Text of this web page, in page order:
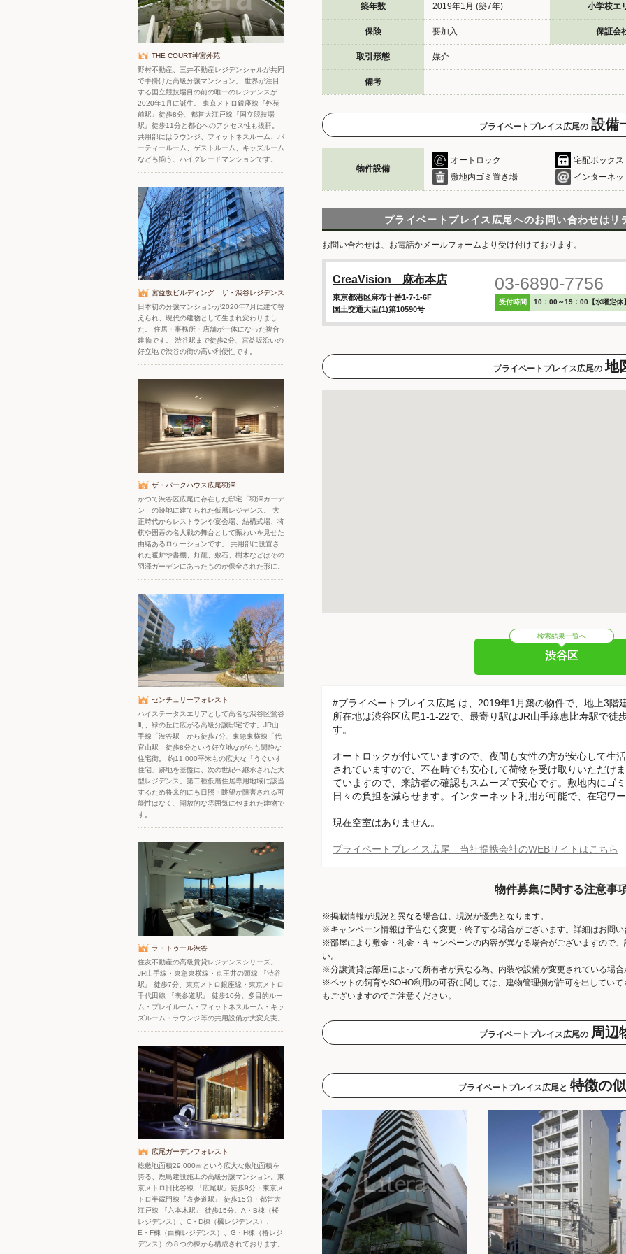
築年数 2019年1月 (築7年) 小学校エ
保険 要加入 保証会
取引形態 媒介
備考
プライベートプレイス広尾の 設備
物件設備
オートロック
宅配ボックス
敷地内ゴミ置き場
インターネッ
プライベートプレイス広尾へのお問い合わせは リ
お問い合わせは、お電話かメールフォームより受け付けております。
CreaVision 麻布本店
東京都港区麻布十番1-7-1-6F
国土交通大臣(1)第10590号
03-6890-7756
受付時間 10：00～19：00【水曜定休
プライベートプレイス広尾の 地
検索結果一覧へ
渋谷区
#プライベートプレイス広尾 は、2019年1月築の物件で、地上3階
所在地は渋谷区広尾1-1-22で、最寄り駅はJR山手線恵比寿駅で徒
す。
オートロックが付いていますので、夜間も女性の方が安心して生
されていますので、不在時でも安心して荷物を受け取りいただけ
ていますので、来訪者の確認もスムーズで安心です。敷地内にゴ
日々の負担を減らせます。インターネット利用が可能で、在宅ワ
現在空室はありません。
プライベートプレイス広尾 当社提携会社のWEBサイトはこちら
物件募集に関する注意事
※掲載情報が現況と異なる場合は、現況が優先となります。
※キャンペーン情報は予告なく変更・終了する場合がございます。詳細はお問
※部屋により敷金・礼金・キャンペーンの内容が異なる場合がございますので
い。
※分譲賃貸は部屋によって所有者が異なる為、内装や設備が変更されている場
※ペットの飼育やSOHO利用の可否に関しては、建物管理側が許可を出してい
もございますのでご注意ください。
プライベートプレイス広尾の 周辺
プライベートプレイス広尾と 特徴の
THE COURT神宮外苑
野村不動産、三井不動産レジデンシャルが共同
で手掛けた高級分譲マンション。 世界が注目
する国立競技場目の前の唯一のレジデンスが
2020年1月に誕生。 東京メトロ銀座線『外苑
前駅』徒歩8分、都営大江戸線『国立競技場
駅』徒歩11分と都心へのアクセス性も抜群。
共用部にはラウンジ、フィットネスルーム、パ
ーティールーム、ゲストルーム、キッズルーム
なども揃う、ハイグレードマンションです。
宮益坂ビルディング ザ・渋谷レジデンス
日本初の分譲マンションが2020年7月に建て替
えられ、現代の建物として生まれ変わりまし
た。 住居・事務所・店舗が一体になった複合
建物です。 渋谷駅まで徒歩2分、宮益坂沿いの
好立地で渋谷の街の高い利便性です。
ザ・パークハウス広尾羽澤
かつて渋谷区広尾に存在した邸宅「羽澤ガーデ
ン」の跡地に建てられた低層レジデンス。 大
正時代からレストランや宴会場、結構式場、将
棋や囲碁の名人戦の舞台として賑わいを見せた
由緒あるロケーションです。 共用部に設置さ
れた暖炉や書棚、灯籠、敷石、樹木などはその
羽澤ガーデンにあったものが保全された形に。
センチュリーフォレスト
ハイステータスエリアとして高名な渋谷区鶯谷
町、緑の丘に広がる高級分譲邸宅です。JR山
手線「渋谷駅」から徒歩7分、東急東横線「代
官山駅」徒歩8分という好立地ながらも閑静な
住宅街。 約11,000平米もの広大な「うぐいす
住宅」跡地を基盤に、次の世紀へ継承された大
型レジデンス。第二種低層住居専用地域に該当
するため将来的にも日照・眺望が阻害される可
能性はなく、開放的な雰囲気に包まれた建物で
す。
ラ・トゥール渋谷
住友不動産の高級賃貸レジデンスシリーズ。
JR山手線・東急東横線・京王井の頭線 『渋谷
駅』 徒歩7分、東京メトロ銀座線・東京メトロ
千代田線 『表参道駅』 徒歩10分。多目的ルー
ム・プレイルーム・フィットネスルーム・キッ
ズルーム・ラウンジ等の共用設備が大変充実。
広尾ガーデンフォレスト
総敷地面積29,000㎡という広大な敷地面積を
誇る、鹿島建設施工の高級分譲マンション。東
京メトロ日比谷線 『広尾駅』徒歩9分・東京メ
トロ半蔵門線『表参道駅』 徒歩15分・都営大
江戸線 『六本木駅』 徒歩15分。A・B棟（桜
レジデンス）、C・D棟（楓レジデンス）、
E・F棟（白樺レジデンス）、G・H棟（椿レジ
デンス）の８つの棟から構成されております。